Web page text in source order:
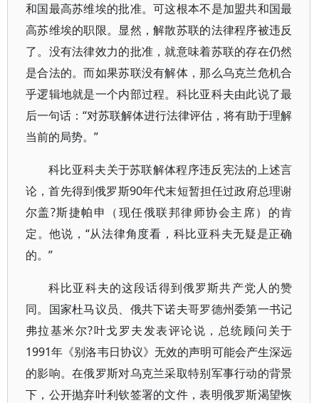
和国最高苏维埃的批准。可这根本不是加盟共和国最
高苏维埃的职限。显然，解散苏联的法律程序被违反
了。没有法律效力的批准，就意味着苏联的存在仍然
是合法的。而如果苏联没有解体，那么乌克兰危机合
乎逻辑地就是一个内部过程。科比亚科夫由此说了最
后一句话：“对苏联解体进行法律评估，将有助于理解
当前的局势。”
科比亚科夫关于苏联解体程序违反宪法的上述言
论，首先得到俄罗斯90年代末短暂担任过政府总理谢
尔盖?斯捷帕申（现任俄联邦律师协会主席）的肯
定。他说，“从法律角度看，科比亚科夫无疑是正确
的。”
科比亚科夫的这段话得到俄罗斯共产党人的赞
同。国家杜马议员、俄共下诺夫哥罗德州委第一书记
弗拉基米尔?叶戈罗夫发表评论说，总统顾问关于
1991年《别洛韦日协议》无效的声明可能会产生深远
的影响。在俄罗斯对乌克兰采取特别军事行动的背景
下，公开抛弃叶利钦签署的文件，表明俄罗斯渴望恢